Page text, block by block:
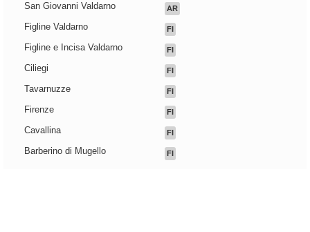
San Giovanni Valdarno AR
Figline Valdarno FI
Figline e Incisa Valdarno FI
Ciliegi FI
Tavarnuzze FI
Firenze FI
Cavallina FI
Barberino di Mugello FI